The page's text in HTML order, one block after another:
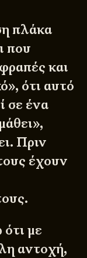
πλάκα
που
και
ότι αυτό
σε ένα
Πριν
έχουν
με
αντοχή,